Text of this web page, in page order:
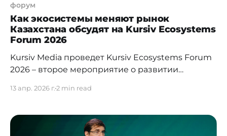
форум
Как экосистемы меняют рынок
Казахстана обсудят на Kursiv Ecosystems
Forum 2026
Kursiv Media проведет Kursiv Ecosystems Forum
2026 – второе мероприятие о развитии
апреля 2026 года в Алматы. Форум соберет
участников рынка для разговора о
конкуренции, регулировании, искусственном
13 апр. 2026 г.2 min read